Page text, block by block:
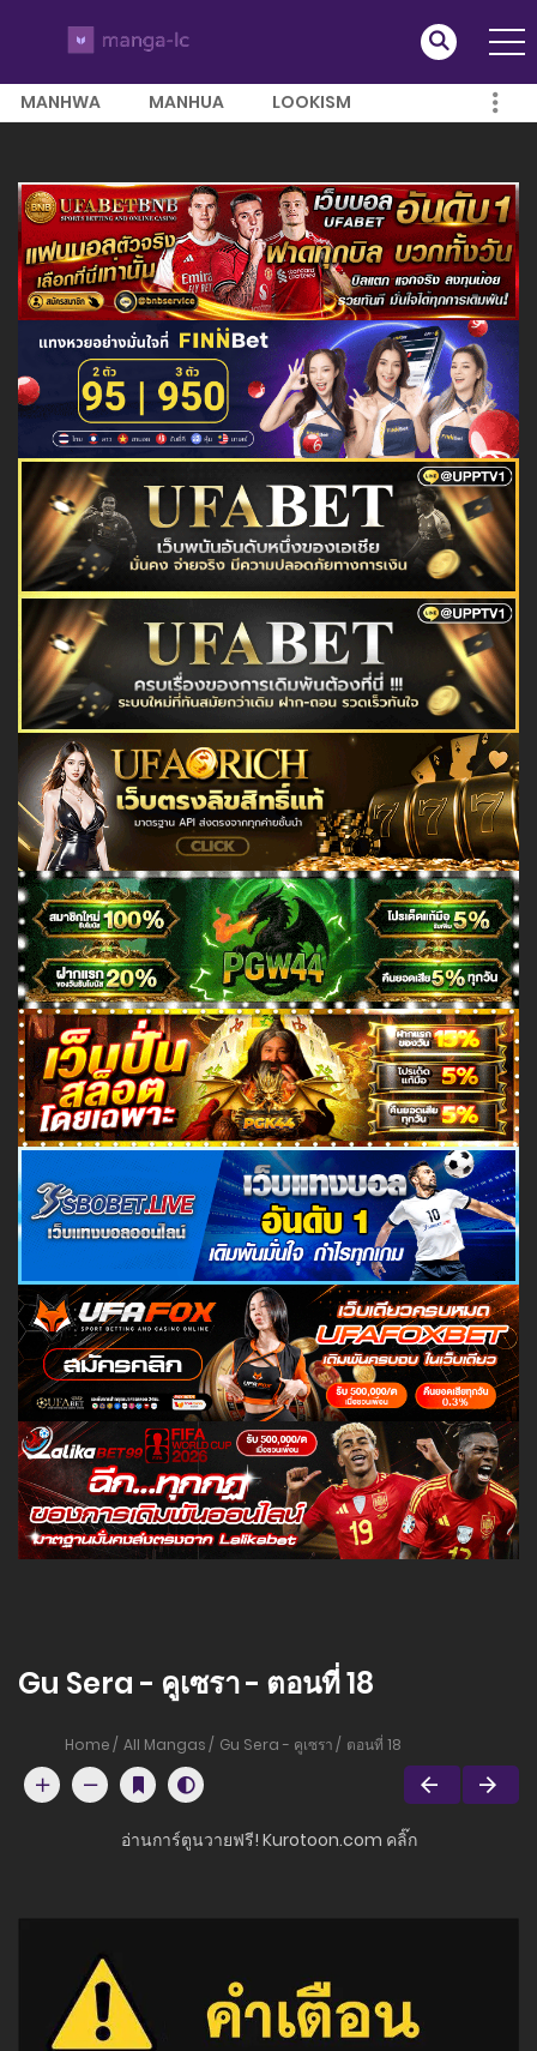
MANHWA MANHUA LOOKISM
Gu Sera - คูเซรา - ตอนที่ 18
Home All Mangas Gu Sera - คูเซรา ตอนที่ 18
อ่านการ์ตูนวายฟรี! Kurotoon.com คลิ๊ก